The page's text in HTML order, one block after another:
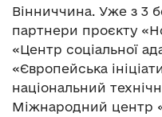
Вінниччина. Уже з 3
партнери проєкту
«Центр соціальної
«Європейська
національний
Міжнародний центр